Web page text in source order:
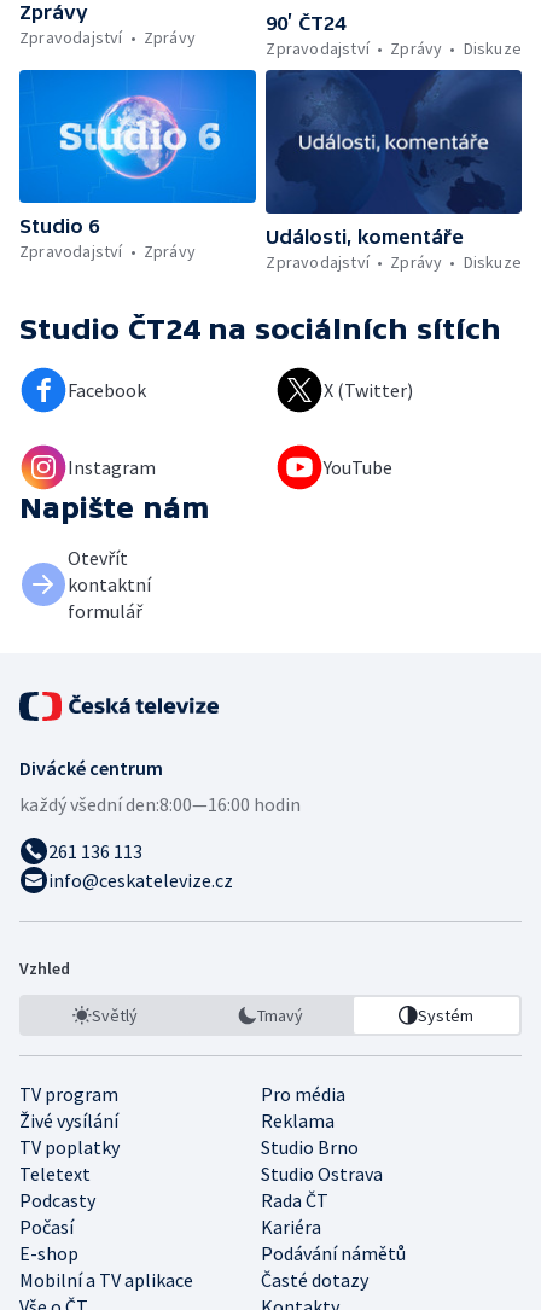
Zprávy
Zpravodajství
Zprávy
90’ ČT24
Zpravodajství
Zprávy Diskuze
Studio 6
Zpravodajství
Zprávy
Události, komentáře
Zpravodajství
Zprávy Diskuze
Studio ČT24 na sociálních sítích
Facebook X (Twitter)
Instagram YouTube
Napište nám
Otevřít
kontaktní
formulář
Divácké centrum
každý všední den:8:00—16:00 hodin
261 136 113
info@ceskatelevize.cz
Vzhled
Světlý Tmavý Systém
TV program
Pro média
Živé vysílání
Reklama
TV poplatky
Studio Brno
Teletext
Studio Ostrava
Podcasty
Rada ČT
Počasí
Kariéra
E-shop
Podávání námětů
Mobilní a TV aplikace
Časté dotazy